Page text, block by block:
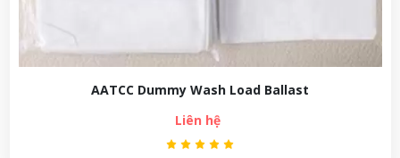
AATCC Dummy Wash Load Ballast
Liên hệ